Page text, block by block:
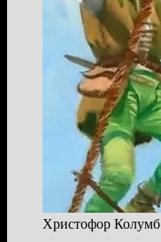
Христофор Колумб